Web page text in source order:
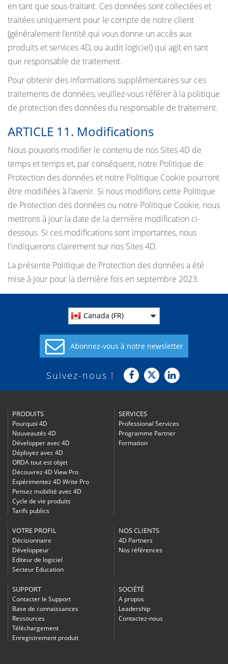
en tant que sous-traitant. Ces données sont collectées et
traitées uniquement pour le compte de notre client
(généralement l'entité qui vous donne un accès aux
produits et services 4D, ou audit logiciel) qui agit en tant
que responsable de traitement.
Pour obtenir des informations supplémentaires sur ces
traitements de données, veuillez-vous référer à la politique
de protection des données du responsable de traitement.
ARTICLE 11. Modifications
Nous pouvons modifier le contenu de nos Sites 4D de
temps et temps et, par conséquent, notre Politique de
Protection des données et notre Politique Cookie pourront
être modifiées à l'avenir. Si nous modifions cette Politique
de Protection des données ou notre Politique Cookie, nous
mettrons à jour la date de la dernière modification ci-
dessous. Si ces modifications sont importantes, nous
l'indiquerons clairement sur nos Sites 4D.
La présente Politique de Protection des données a été
mise à jour pour la dernière fois en septembre 2023.
Canada (FR)
Abonnez-vous à notre newsletter
Suivez-nous !
PRODUITS
Pourquoi 4D
Nouveautés 4D
Développer avec 4D
Déployez avec 4D
ORDA tout est objet
Découvrez 4D View Pro
Expérimentez 4D Write Pro
Pensez mobilité avec 4D
Cycle de vie produits
Tarifs publics
SERVICES
Professional Services
Programme Partner
Formation
VOTRE PROFIL
Décisionnaire
Développeur
Editeur de logiciel
Secteur Education
NOS CLIENTS
4D Partners
Nos références
SUPPORT
Contacter le Support
Base de connaissances
Ressources
Téléchargement
Enregistrement produit
SOCIÉTÉ
A propos
Leadership
Contactez-nous